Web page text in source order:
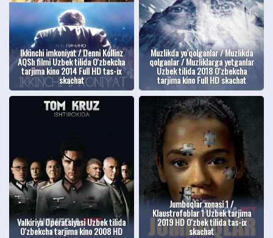
Ikkinchi imkoniyat / Denni Kollinz
AQSh filmi Uzbek tilida O'zbekcha
tarjima kino 2014 Full HD tas-ix
skachat
Muzlikda yo'qolganlar / Muzlikda
qolganlar / Muzliklarga yetganlar
Uzbek tilida 2018 O'zbekcha
tarjima kino Full HD skachat
Valkiriya Operatsiyasi Uzbek tilida
O'zbekcha tarjima kino 2008 HD
Jumboqlar xonasi 1 /
Klaustrofoblar 1 Uzbek tarjima
2019 HD O'zbek tilida tas-ix
skachat